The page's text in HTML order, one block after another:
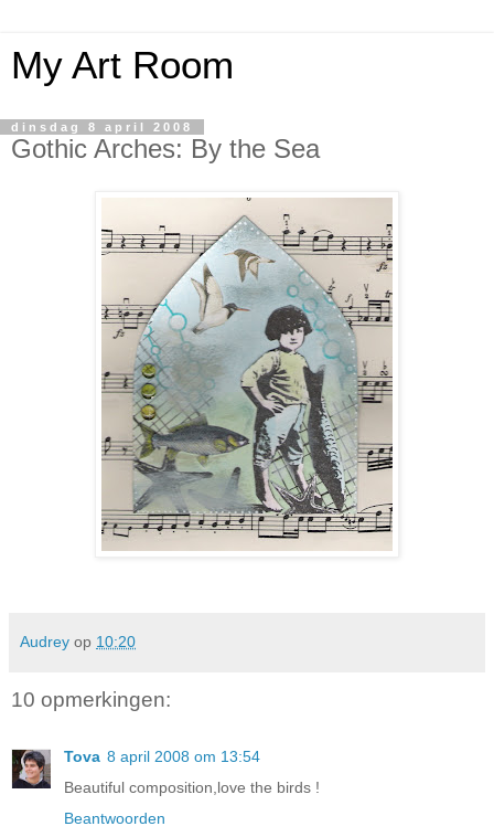
My Art Room
dinsdag 8 april 2008
Gothic Arches: By the Sea
Audrey op 10:20
10 opmerkingen:
Tova 8 april 2008 om 13:54
Beautiful composition,love the birds !
Beantwoorden